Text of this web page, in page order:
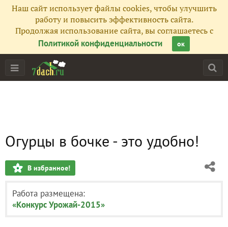
Наш сайт использует файлы cookies, чтобы улучшить
работу и повысить эффективность сайта.
Продолжая использование сайта, вы соглашаетесь с
Политикой конфиденциальности
ок
Огурцы в бочке - это удобно!
В избранное!
Работа размещена:
«Конкурс Урожай-2015»